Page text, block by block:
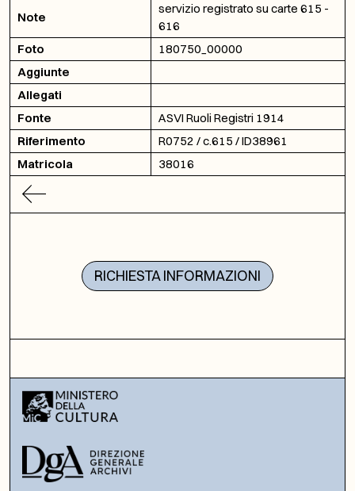
Note
servizio registrato su carte 615 -
616
Foto
180750_00000
Aggiunte
Allegati
Fonte
ASVI Ruoli Registri 1914
Riferimento
R0752 / c.615 / ID38961
Matricola
38016
RICHIESTA INFORMAZIONI